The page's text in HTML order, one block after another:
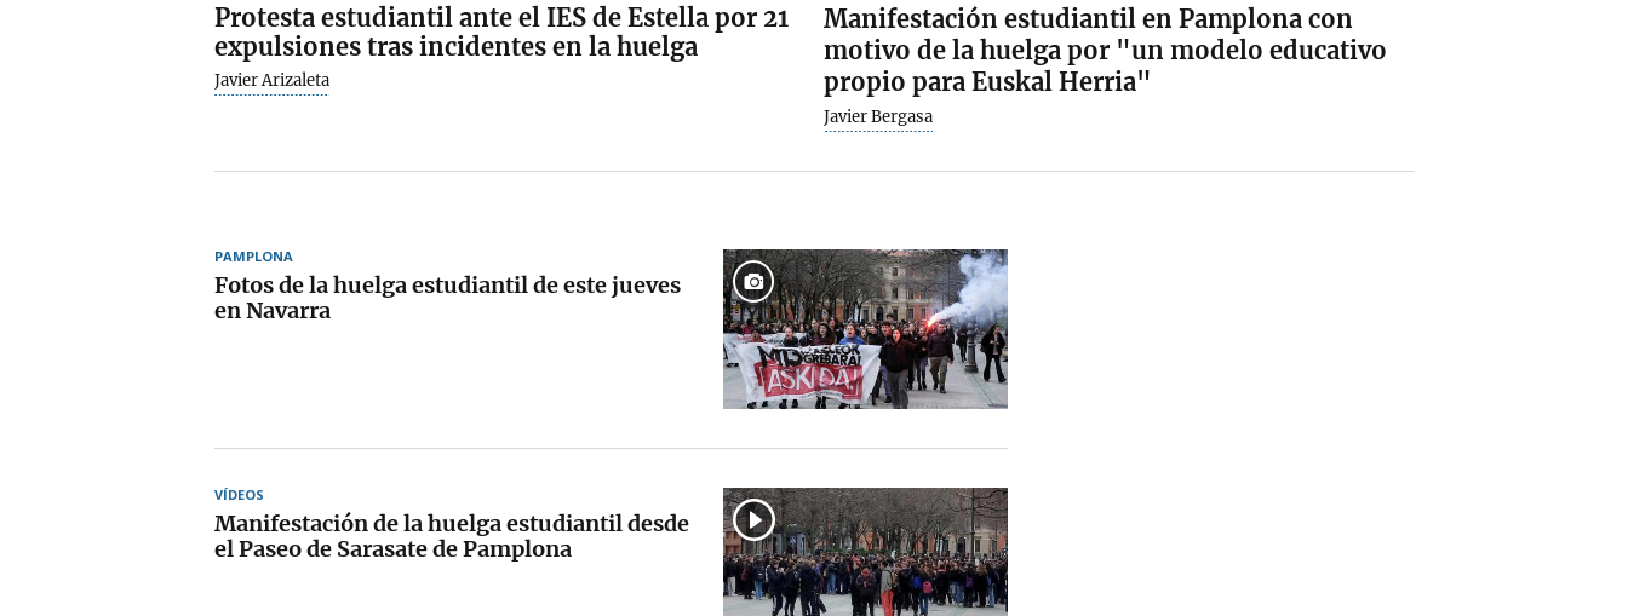
Protesta estudiantil ante el IES de Estella por 21
expulsiones tras incidentes en la huelga
Javier Arizaleta
Manifestación estudiantil en Pamplona con
motivo de la huelga por "un modelo educativo
propio para Euskal Herria"
Javier Bergasa
PAMPLONA
Fotos de la huelga estudiantil de este jueves
en Navarra
VÍDEOS
Manifestación de la huelga estudiantil desde
el Paseo de Sarasate de Pamplona